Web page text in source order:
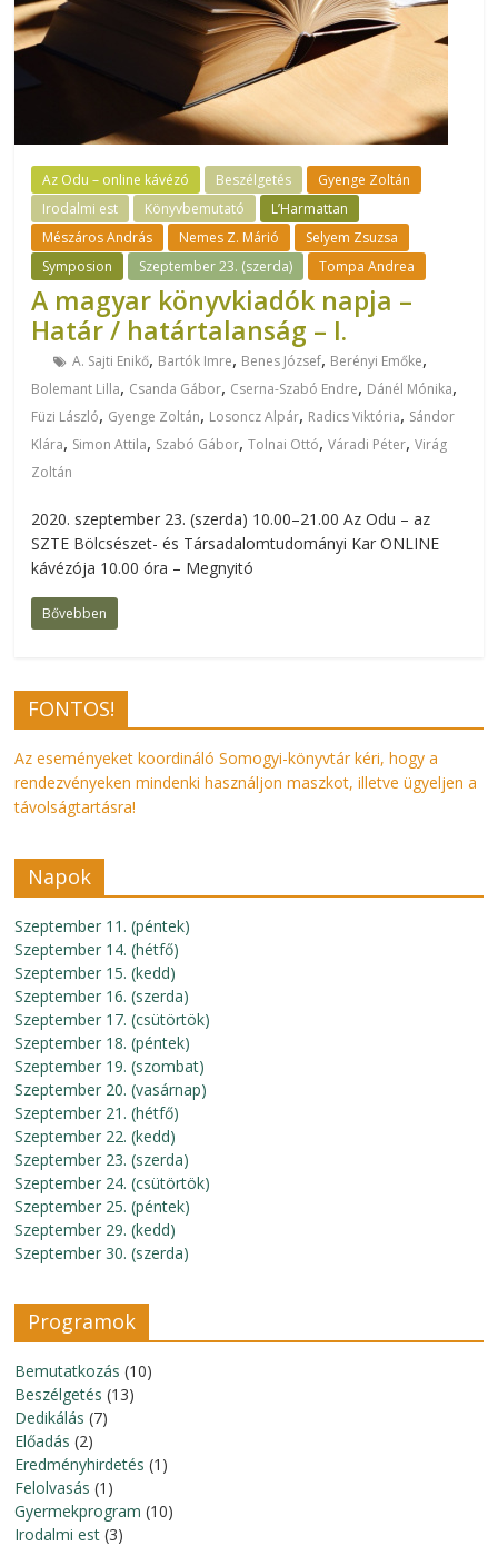
Az Odu – online kávézó Beszélgetés
Gyenge Zoltán
Irodalmi est
Könyvbemutató
L’Harmattan
Mészáros András
Nemes Z. Márió
Selyem Zsuzsa
Symposion
Szeptember 23. (szerda) Tompa Andrea
A magyar könyvkiadók napja –
Határ / határtalanság – I.
A. Sajti Enikő, Bartók Imre, Benes József, Berényi Emőke,
Bolemant Lilla, Csanda Gábor, Cserna-Szabó Endre, Dánél Mónika,
Füzi László, Gyenge Zoltán, Losoncz Alpár, Radics Viktória, Sándor
Klára, Simon Attila, Szabó Gábor,Tolnai Ottó,Váradi Péter,Virág
Zoltán
2020. szeptember 23. (szerda) 10.00–21.00 Az Odu – az
SZTE Bölcsészet- és Társadalomtudományi Kar ONLINE
kávézója 10.00 óra – Megnyitó
Bővebben
FONTOS!
Az eseményeket koordináló Somogyi-könyvtár kéri, hogy a
rendezvényeken mindenki használjon maszkot, illetve ügyeljen a
távolságtartásra!
Napok
Szeptember 11. (péntek)
Szeptember 14. (hétfő)
Szeptember 15. (kedd)
Szeptember 16. (szerda)
Szeptember 17. (csütörtök)
Szeptember 18. (péntek)
Szeptember 19. (szombat)
Szeptember 20. (vasárnap)
Szeptember 21. (hétfő)
Szeptember 22. (kedd)
Szeptember 23. (szerda)
Szeptember 24. (csütörtök)
Szeptember 25. (péntek)
Szeptember 29. (kedd)
Szeptember 30. (szerda)
Programok
Bemutatkozás (10)
Beszélgetés (13)
Dedikálás (7)
Előadás (2)
Eredményhirdetés (1)
Felolvasás (1)
Gyermekprogram (10)
Irodalmi est (3)